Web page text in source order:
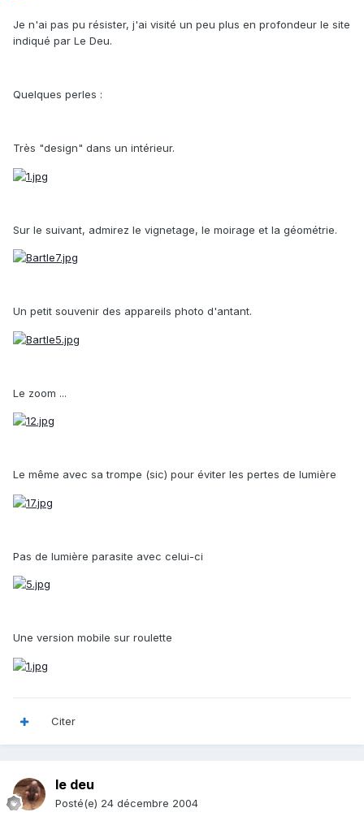
Je n'ai pas pu résister, j'ai visité un peu plus en profondeur le site
indiqué par Le Deu.
Quelques perles :
Très "design" dans un intérieur.
Sur le suivant, admirez le vignetage, le moirage et la géométrie.
Un petit souvenir des appareils photo d'antant.
Le zoom ...
Le même avec sa trompe (sic) pour éviter les pertes de lumière
Pas de lumière parasite avec celui-ci
Une version mobile sur roulette
Citer
le deu
Posté(e) 24 décembre 2004